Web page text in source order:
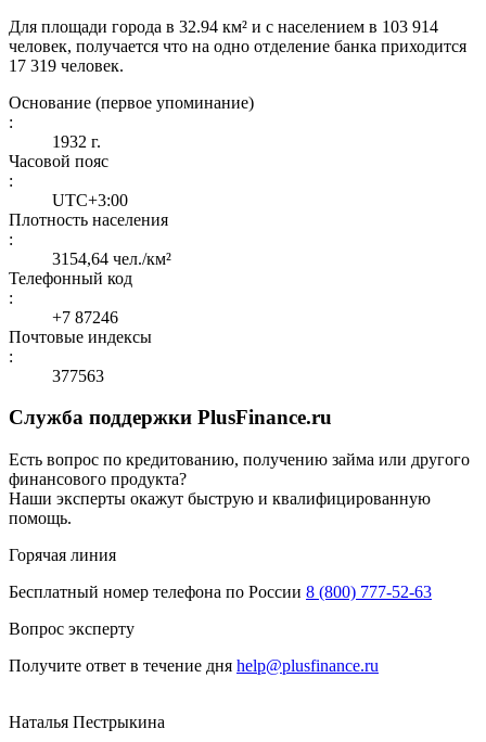
Для площади города в 32.94 км² и с населением в 103 914
человек, получается что на одно отделение банка приходится
17 319 человек.
Основание (первое упоминание)
:
1932 г.
Часовой пояс
:
UTC+3:00
Плотность населения
:
3154,64 чел./км²
Телефонный код
:
+7 87246
Почтовые индексы
:
377563
Служба поддержки PlusFinance.ru
Есть вопрос по кредитованию, получению займа или другого
финансового продукта?
Наши эксперты окажут быструю и квалифицированную
помощь.
Горячая линия
Бесплатный номер телефона по России 8 (800) 777-52-63
Вопрос эксперту
Получите ответ в течение дня help@plusfinance.ru
Наталья Пестрыкина